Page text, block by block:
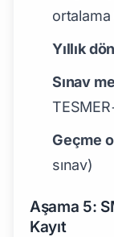
Yıllık
Sınav
Geçme
sınav)
Aşama 5:
Kayıt